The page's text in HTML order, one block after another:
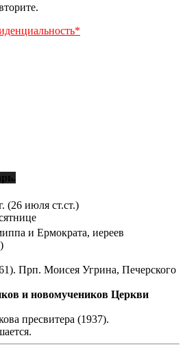
(26 июля ст.ст.)
и Ермократа, иереев
Прп. Моисея Угрина, Печерского
и новомучеников Церкви
пресвитера (1937).